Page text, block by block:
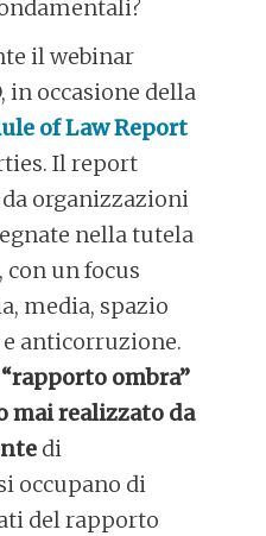
il webinar
in occasione della
of Law Report
Il report
organizzazioni
nella tutela
un focus
media, spazio
anticorruzione.
ombra”
mai realizzato da
di
occupano di
del rapporto